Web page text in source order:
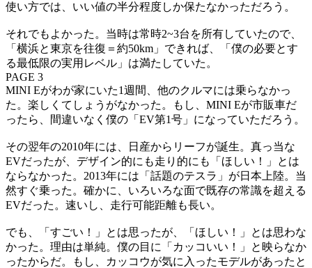
使い方では、いい値の半分程度しか保たなかっただろう。
それでもよかった。当時は常時2~3台を所有していたので、
「横浜と東京を往復＝約50km」できれば、「僕の必要とす
る最低限の実用レベル」は満たしていた。
PAGE 3
MINI Eがわが家にいた1週間、他のクルマには乗らなかっ
た。楽しくてしょうがなかった。もし、MINI Eが市販車だ
ったら、間違いなく僕の「EV第1号」になっていただろう。
その翌年の2010年には、日産からリーフが誕生。真っ当な
EVだったが、デザイン的にも走り的にも「ほしい！」とは
ならなかった。2013年には「話題のテスラ」が日本上陸。当
然すぐ乗った。確かに、いろいろな面で既存の常識を超える
EVだった。速いし、走行可能距離も長い。
でも、「すごい！」とは思ったが、「ほしい！」とは思わな
かった。理由は単純。僕の目に「カッコいい！」と映らなか
ったからだ。もし、カッコウが気に入ったモデルがあったと